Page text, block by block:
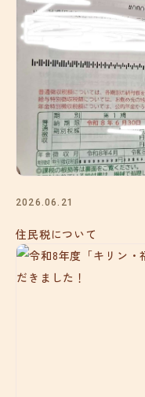
2026.06.21
住民税について